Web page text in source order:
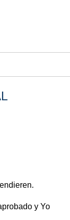
y Yo